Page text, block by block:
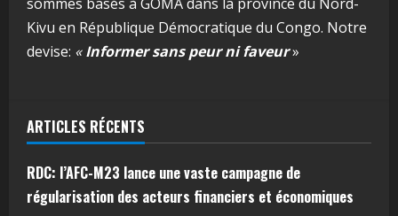
Kivu en République Démocratique du Congo. Notre
devise: «Informer sans peur ni faveur»
ARTICLES RÉCENTS
RDC: l’AFC-M23 lance une vaste campagne de
régularisation des acteurs financiers et économiques